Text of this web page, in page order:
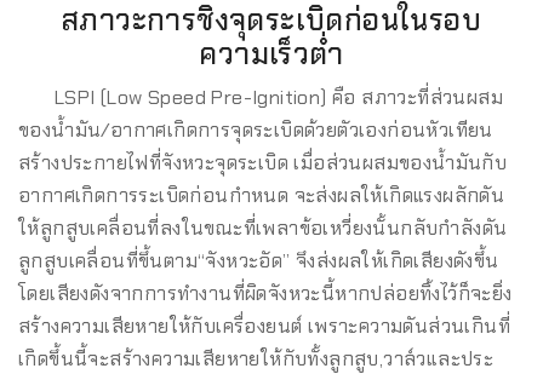
สภาวะการชิงจุดระเบิดก่อนในรอบ
ความเร็วต่ำ
LSPI (Low Speed Pre-Ignition) คือ สภาวะที่ส่วนผสม
ของน้ำมัน/อากาศเกิดการจุดระเบิดด้วยตัวเองก่อนหัวเทียน
สร้างประกายไฟที่จังหวะจุดระเบิด เมื่อส่วนผสมของน้ำมันกับ
อากาศเกิดการระเบิดก่อนกำหนด จะส่งผลให้เกิดแรงผลักดัน
ให้ลูกสูบเคลื่อนที่ลงในขณะที่เพลาข้อเหวี่ยงนั้นกลับกำลังดัน
ลูกสูบเคลื่อนที่ขึ้นตาม“จังหวะอัด” จึงส่งผลให้เกิดเสียงดังขึ้น
โดยเสียงดังจากการทำงานที่ผิดจังหวะนี้หากปล่อยทิ้งไว้ก็จะยิ่ง
สร้างความเสียหายให้กับเครื่องยนต์ เพราะความดันส่วนเกินที่
เกิดขึ้นนี้จะสร้างความเสียหายให้กับทั้งลูกสูบ,วาล์วและประ